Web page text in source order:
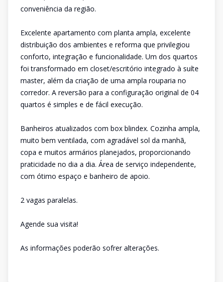
conveniência da região.
Excelente apartamento com planta ampla, excelente
distribuição dos ambientes e reforma que privilegiou
conforto, integração e funcionalidade. Um dos quartos
foi transformado em closet/escritório integrado à suíte
master, além da criação de uma ampla rouparia no
corredor. A reversão para a configuração original de 04
quartos é simples e de fácil execução.
Banheiros atualizados com box blindex. Cozinha ampla,
muito bem ventilada, com agradável sol da manhã,
copa e muitos armários planejados, proporcionando
praticidade no dia a dia. Área de serviço independente,
com ótimo espaço e banheiro de apoio.
2 vagas paralelas.
Agende sua visita!
As informações poderão sofrer alterações.